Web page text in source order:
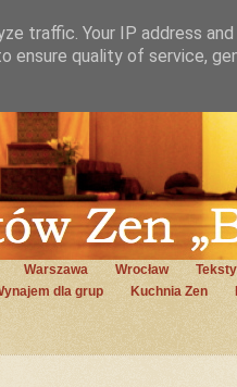
Warszawa Wrocław Teksty
dla grup Kuchnia Zen
traffic. Your IP address
ensure quality of service,